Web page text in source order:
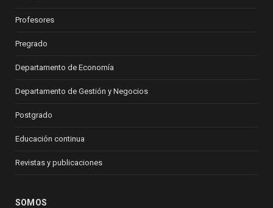
Profesores
Pregrado
Departamento de Economía
Departamento de Gestión y Negocios
Postgrado
Educación continua
Revistas y publicaciones
SOMOS